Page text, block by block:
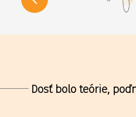
Dosť bolo teórie,